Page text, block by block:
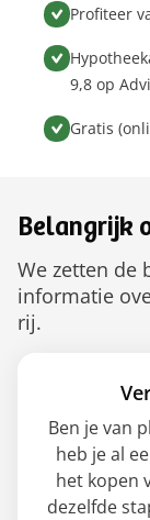
Profiteer
9,8 op
Gratis
Belangrijk
We zetten de
informatie
rij.
Ben je van
heb je al
het kopen
dezelfde